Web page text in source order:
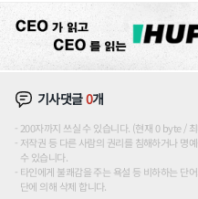
기사댓글0개
200자까지 쓰실 수 있습니다. (현재 0 byte /
저작권 등 다른 사람의 권리를 침해하거나 명
수 있습니다.
타인에게 불쾌감을 주는 욕설 등 비하하는 단
단에 의해 삭제 합니다.